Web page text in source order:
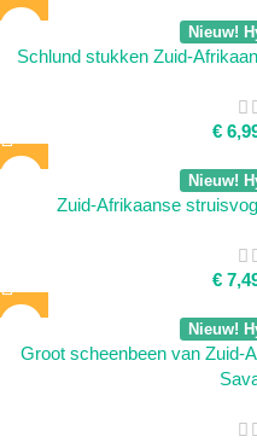
Nieuw!
Schlund stukken Zuid-
€
Nieuw!
Zuid-Afrikaanse
€
Nieuw!
Groot scheenbeen van Zuid-